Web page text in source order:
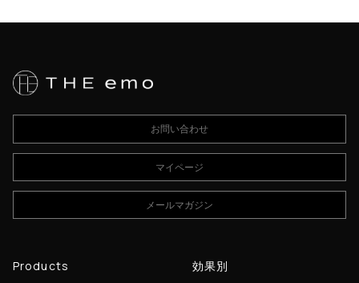
お問い合わせ
マイページ
メールマガジン
Products 効果別